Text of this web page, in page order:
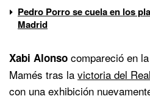
Pedro Porro se cuela en los
Madrid
Xabi Alonso compareció en
Mamés tras la victoria del
con una exhibición